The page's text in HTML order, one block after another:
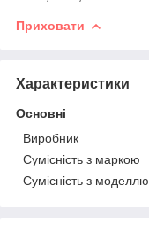
Приховати
Характеристики
Основні
Виробник
Сумісність з маркою
Сумісність з моделлю